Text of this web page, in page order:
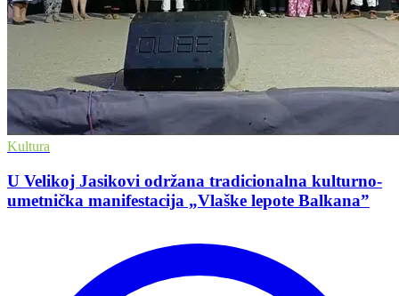
Kultura
U Velikoj Jasikovi održana tradicionalna kulturno-
umetnička manifestacija „Vlaške lepote Balkana”